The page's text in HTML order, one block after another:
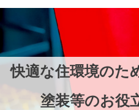
快適な住環境のた
塗装等のお役